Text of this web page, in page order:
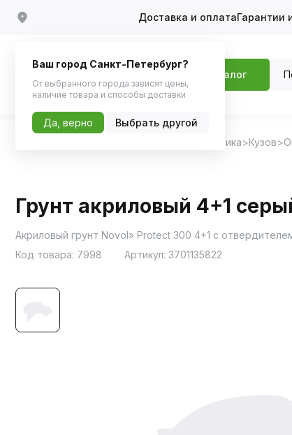
Доставка и оплатаГарантии
Каталог
Автохимия, Автокосметика Кузов
Грунт акриловый 4+1
Акриловый грунт Novol» Protect 300 4+1 с
Код товара: 7998 Артикул: 3701135822
Ваш город Санкт-Петербург?
От выбранного города зависят цены,
наличие товара и способы доставки
Да, верно Выбрать другой